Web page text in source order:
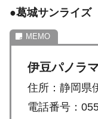
●葛城サンライズ
伊豆パノラ
住所：静岡県
電話番号：